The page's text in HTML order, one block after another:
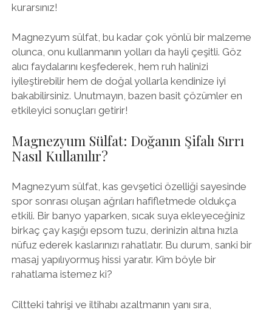
kurarsınız!
Magnezyum sülfat, bu kadar çok yönlü bir malzeme
olunca, onu kullanmanın yolları da hayli çeşitli. Göz
alıcı faydalarını keşfederek, hem ruh halinizi
iyileştirebilir hem de doğal yollarla kendinize iyi
bakabilirsiniz. Unutmayın, bazen basit çözümler en
etkileyici sonuçları getirir!
Magnezyum Sülfat: Doğanın Şifalı Sırrı
Nasıl Kullanılır?
Magnezyum sülfat, kas gevşetici özelliği sayesinde
spor sonrası oluşan ağrıları hafifletmede oldukça
etkili. Bir banyo yaparken, sıcak suya ekleyeceğiniz
birkaç çay kaşığı epsom tuzu, derinizin altına hızla
nüfuz ederek kaslarınızı rahatlatır. Bu durum, sanki bir
masaj yapılıyormuş hissi yaratır. Kim böyle bir
rahatlama istemez ki?
Ciltteki tahrişi ve iltihabı azaltmanın yanı sıra,